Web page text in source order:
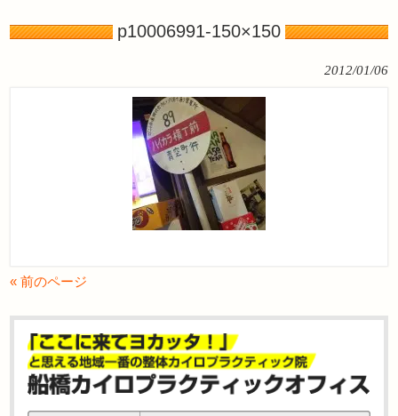
p10006991-150×150
2012/01/06
« 前のページ